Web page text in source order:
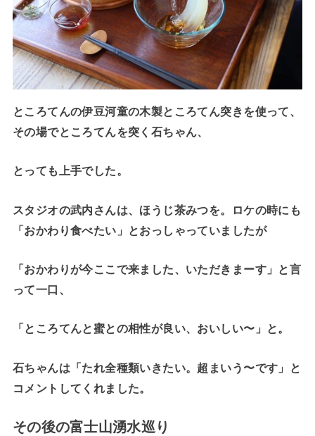
ところてんの伊豆河童の木製ところてん突きを使って、
その場でところてんを突く石ちゃん、
とっても上手でした。
スタジオの武内さんは、ほうじ茶みつを。ロケの時にも
「おかわり食べたい」とおっしゃっていましたが
「おかわりが今ここで来ました、いただきまーす」と言
って一口、
「ところてんと蜜との相性が良い、おいしい〜」と。
石ちゃんは「たれ全種類いきたい。超まいう〜です」と
コメントしてくれました。
その後の富士山湧水巡り